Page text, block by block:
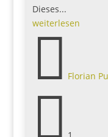
Dieses...
weiterlesen
 Florian
